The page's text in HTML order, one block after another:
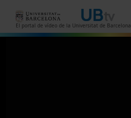
El portal de vídeo de la Universitat de Barcelona